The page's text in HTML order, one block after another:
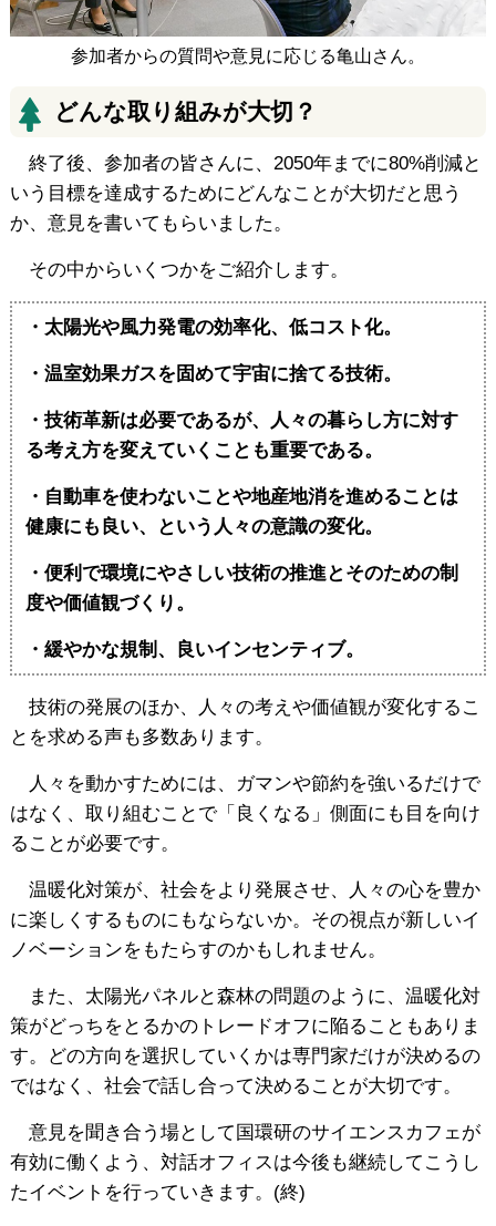
参加者からの質問や意見に応じる亀山さん。
どんな取り組みが大切？
終了後、参加者の皆さんに、2050年までに80%削減と
いう目標を達成するためにどんなことが大切だと思う
か、意見を書いてもらいました。
その中からいくつかをご紹介します。
・太陽光や風力発電の効率化、低コスト化。
・温室効果ガスを固めて宇宙に捨てる技術。
・技術革新は必要であるが、人々の暮らし方に対す
る考え方を変えていくことも重要である。
・自動車を使わないことや地産地消を進めることは
健康にも良い、という人々の意識の変化。
・便利で環境にやさしい技術の推進とそのための制
度や価値観づくり。
・緩やかな規制、良いインセンティブ。
技術の発展のほか、人々の考えや価値観が変化するこ
とを求める声も多数あります。
人々を動かすためには、ガマンや節約を強いるだけで
はなく、取り組むことで「良くなる」側面にも目を向け
ることが必要です。
温暖化対策が、社会をより発展させ、人々の心を豊か
に楽しくするものにもならないか。その視点が新しいイ
ノベーションをもたらすのかもしれません。
また、太陽光パネルと森林の問題のように、温暖化対
策がどっちをとるかのトレードオフに陥ることもありま
す。どの方向を選択していくかは専門家だけが決めるの
ではなく、社会で話し合って決めることが大切です。
意見を聞き合う場として国環研のサイエンスカフェが
有効に働くよう、対話オフィスは今後も継続してこうし
たイベントを行っていきます。(終)